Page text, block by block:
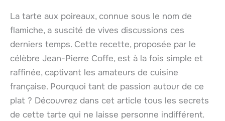
La tarte aux poireaux, connue sous le nom de
flamiche, a suscité de vives discussions ces
derniers temps. Cette recette, proposée par le
célèbre Jean-Pierre Coffe, est à la fois simple et
raffinée, captivant les amateurs de cuisine
française. Pourquoi tant de passion autour de ce
plat ? Découvrez dans cet article tous les secrets
de cette tarte qui ne laisse personne indifférent.